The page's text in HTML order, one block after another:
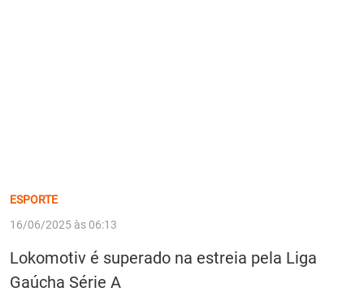
ESPORTE
16/06/2025 às 06:13
Lokomotiv é superado na estreia pela Liga
Gaúcha Série A